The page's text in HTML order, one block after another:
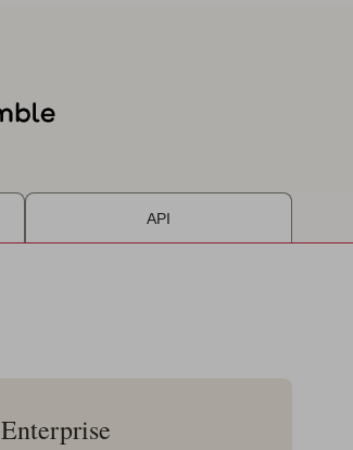
API
Enterprise